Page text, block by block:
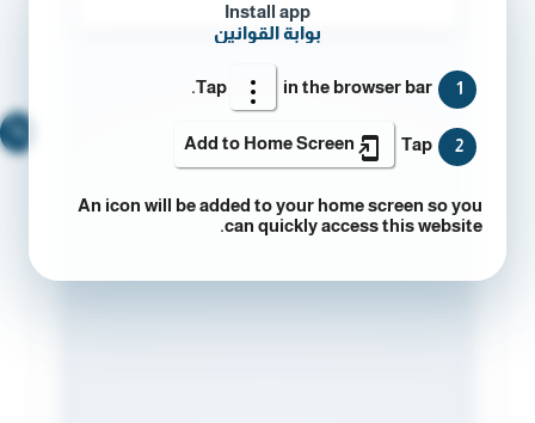
Install app
بوابة القوانين
1
Tap in the browser bar.
2
Tap
Add to Home Screen
An icon will be added to your home screen so you
can quickly access this website.